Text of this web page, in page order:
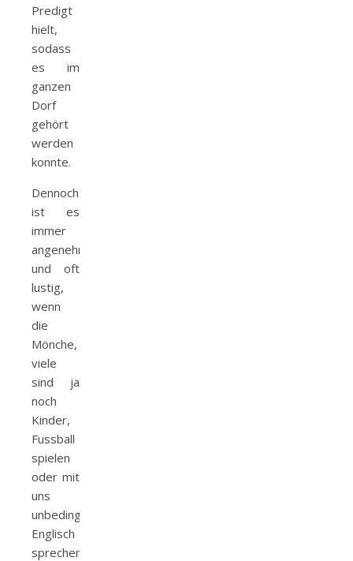
Predigt
hielt,
sodass
es im
ganzen
Dorf
gehört
werden
konnte.
Dennoch
ist es
immer
angenehm
und oft
lustig,
wenn
die
Mönche,
viele
sind ja
noch
Kinder,
Fussball
spielen
oder mit
uns
unbedingt
Englisch
sprechen